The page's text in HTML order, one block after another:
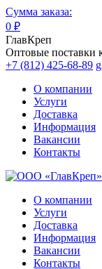
Сумма заказа:
0 ₽
ГлавКреп
Оптовые поставки
+7 (812) 425-68-89
О компании
Услуги
Доставка
Информация
Вакансии
Контакты
О компании
Услуги
Доставка
Информация
Вакансии
Контакты